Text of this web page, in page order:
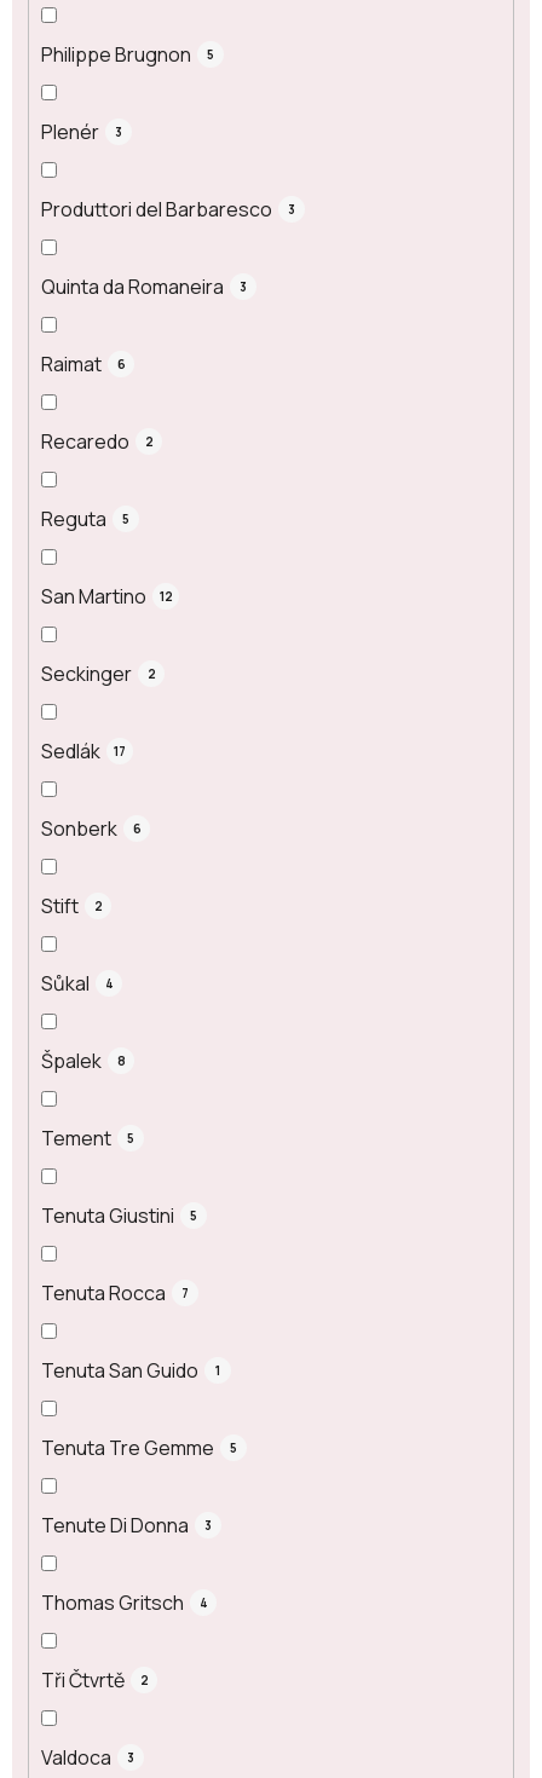
Philippe Brugnon 5
Plenér 3
Produttori del Barbaresco 3
Quinta da Romaneira 3
Raimat 6
Recaredo 2
Reguta 5
San Martino 12
Seckinger 2
Sedlák 17
Sonberk 6
Stift 2
Sůkal 4
Špalek 8
Tement 5
Tenuta Giustini 5
Tenuta Rocca 7
Tenuta San Guido 1
Tenuta Tre Gemme 5
Tenute Di Donna 3
Thomas Gritsch 4
Tři Čtvrtě 2
Valdoca 3